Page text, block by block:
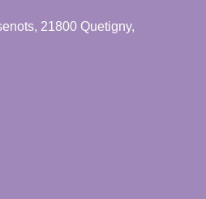
21800 Quetigny,